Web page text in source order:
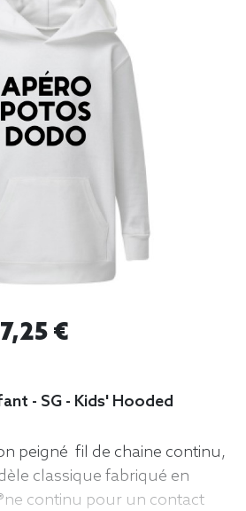
€
- SG - Kids' Hooded
peigné fil de chaine continu,
classique fabriqué en
continu pour un contact